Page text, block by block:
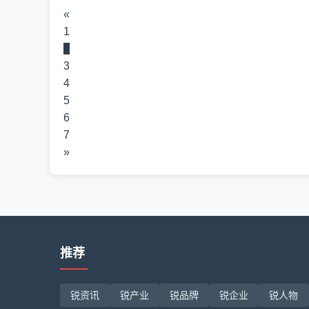
«
1
3
4
5
6
7
»
推荐
锐资讯 锐产业 锐品牌 锐企业 锐人物